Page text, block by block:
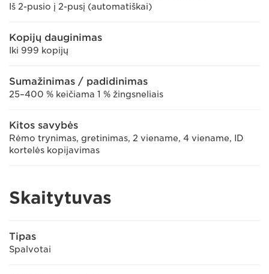
Iš 2-pusio į 2-pusį (automatiškai)
Kopijų dauginimas
Iki 999 kopijų
Sumažinimas / padidinimas
25–400 % keičiama 1 % žingsneliais
Kitos savybės
Rėmo trynimas, gretinimas, 2 viename, 4 viename, ID
kortelės kopijavimas
Skaitytuvas
Tipas
Spalvotai